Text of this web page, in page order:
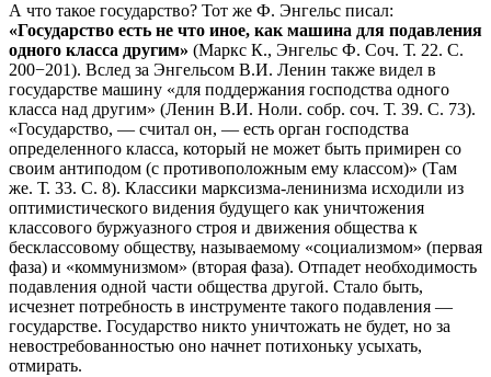
А что такое государство? Тот же Ф. Энгельс писал:
«Государство есть не что иное, как машина для подавления
одного класса другим» (Маркс К., Энгельс Ф. Соч. Т. 22. С.
200−201). Вслед за Энгельсом В.И. Ленин также видел в
государстве машину «для поддержания господства одного
класса над другим» (Ленин В.И. Ноли. собр. соч. Т. 39. С. 73).
«Государство, — считал он, — есть орган господства
определенного класса, который не может быть примирен со
своим антиподом (с противоположным ему классом)» (Там
же. Т. 33. С. 8). Классики марксизма-ленинизма исходили из
оптимистического видения будущего как уничтожения
классового буржуазного строя и движения общества к
бесклассовому обществу, называемому «социализмом» (первая
фаза) и «коммунизмом» (вторая фаза). Отпадет необходимость
подавления одной части общества другой. Стало быть,
исчезнет потребность в инструменте такого подавления —
государстве. Государство никто уничтожать не будет, но за
невостребованностью оно начнет потихоньку усыхать,
отмирать.